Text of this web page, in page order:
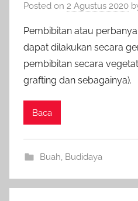
Posted on 2 Agustus 2020
Pembibitan atau
dapat dilakukan secara
pembibitan secara
grafting dan sebagainya).
Baca
Buah, Budidaya